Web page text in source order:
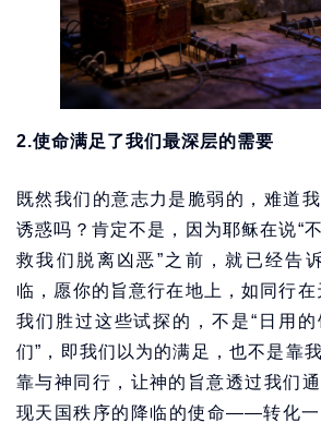
2.使命满足了我们最深层的需要
既然我们的意志力是脆弱的，难道
诱惑吗？肯定不是，因为耶稣在说“
救我们脱离凶恶”之前，就已经告
临，愿你的旨意行在地上，如同行在
我们胜过这些试探的，不是“日用
们”，即我们以为的满足，也不是靠
靠与神同行，让神的旨意透过我们
现天国秩序的降临的使命——转化一